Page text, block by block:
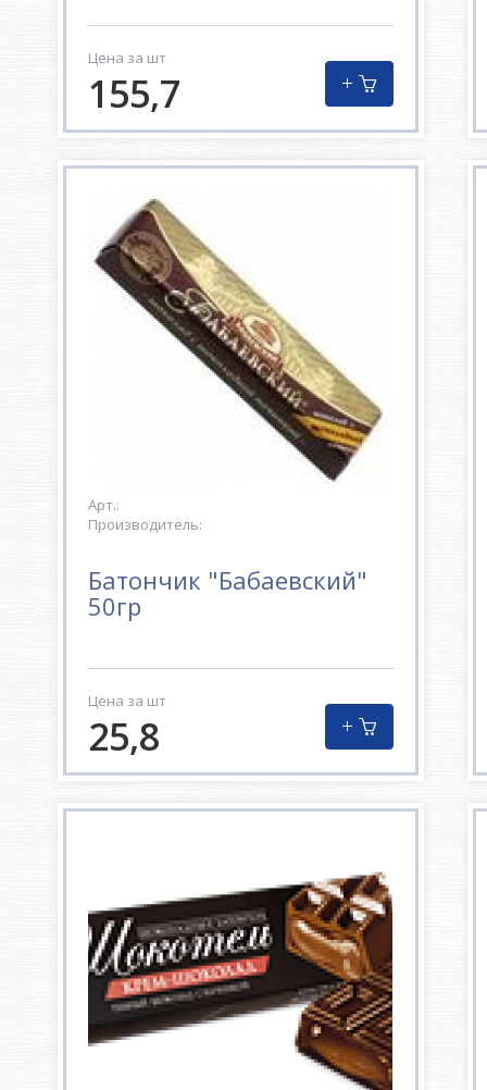
Цена за шт
155,7
Арт.:
Производитель:
Батончик "Бабаевский"
50гр
Цена за шт
25,8